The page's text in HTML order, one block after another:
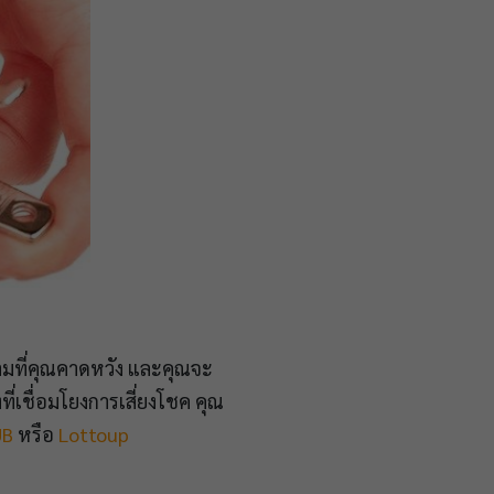
มที่คุณคาดหวัง และคุณจะ
ชื่อมโยงการเสี่ยงโชค คุณ
หรือ Lottoup